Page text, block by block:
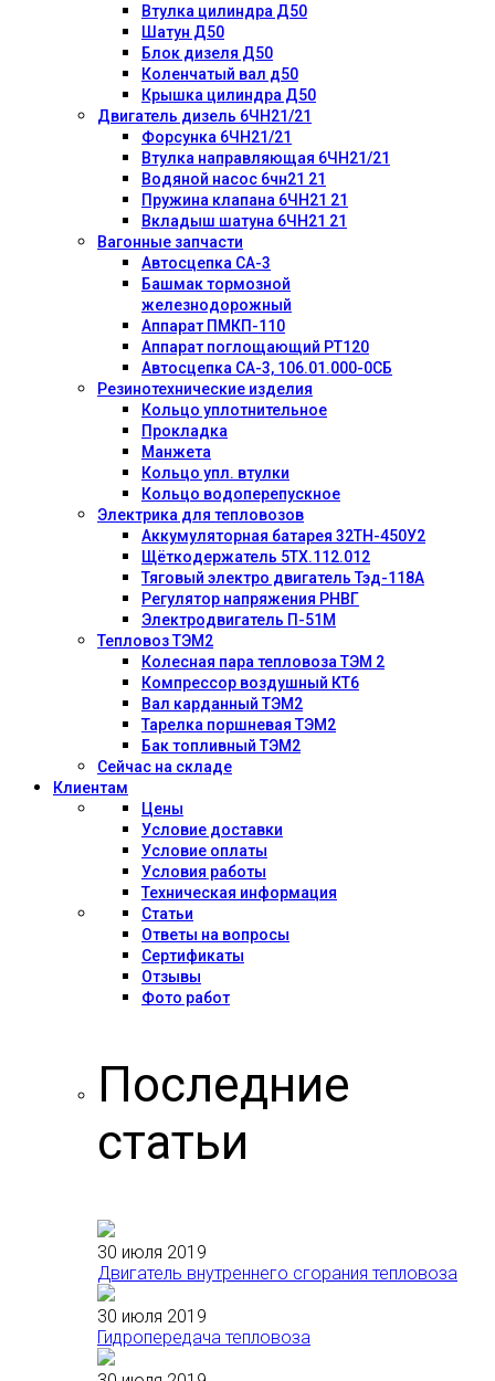
Втулка цилиндра Д50
Шатун Д50
Блок дизеля Д50
Коленчатый вал д50
Крышка цилиндра Д50
Двигатель дизель 6ЧН21/21
Форсунка 6ЧН21/21
Втулка направляющая 6ЧН21/21
Водяной насос 6чн21 21
Пружина клапана 6ЧН21 21
Вкладыш шатуна 6ЧН21 21
Вагонные запчасти
Автосцепка СА-3
Башмак тормозной
железнодорожный
Аппарат ПМКП-110
Аппарат поглощающий РТ120
Автосцепка СА-3, 106.01.000-0СБ
Резинотехнические изделия
Кольцо уплотнительное
Прокладка
Манжета
Кольцо упл. втулки
Кольцо водоперепускное
Электрика для тепловозов
Аккумуляторная батарея 32ТН-450У2
Щёткодержатель 5ТХ.112.012
Тяговый электро двигатель Тэд-118А
Регулятор напряжения РНВГ
Электродвигатель П-51М
Тепловоз ТЭМ2
Колесная пара тепловоза ТЭМ 2
Компрессор воздушный КТ6
Вал карданный ТЭМ2
Тарелка поршневая ТЭМ2
Бак топливный ТЭМ2
Сейчас на складе
Клиентам
Цены
Условие доставки
Условие оплаты
Условия работы
Техническая информация
Статьи
Ответы на вопросы
Сертификаты
Отзывы
Фото работ
Последние
статьи
30 июля 2019
Двигатель внутреннего сгорания тепловоза
30 июля 2019
Гидропередача тепловоза